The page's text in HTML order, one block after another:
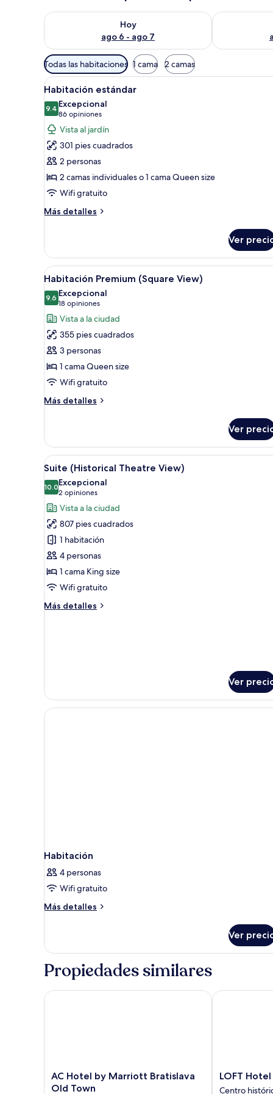
Hoy
ago 6 - ago 7
Consulta la disponibilidad para hoy ago 6 - ago 7
Consulta la
Filtros
disponibles
para
las
habitaciones
Todas las habitaciones 1 cama 2 camas
Abrir
todas
las
fotos
de
Habitación
estándar
Habitación de hotel con
9
Habitación estándar
9.49.4 de 10
Excepcional
86 opiniones
(86
opiniones)
Vista al jardín
301 pies cuadrados
2 personas
2 camas individuales o 1 cama Queen size
Wifi gratuito
Más detalles
Más
estándar
Ver
Abrir
todas
las
fotos
de
Habitación
Premium
(Square
View)
Habitación de hotel con una
6
Habitación Premium (Square View)
9.69.6 de 10
Excepcional
18 opiniones
(18
opiniones)
Vista a la ciudad
355 pies cuadrados
3 personas
1 cama Queen size
Wifi gratuito
Más detalles
Más
Premium
(Square
View)
Ver
Abrir
todas
las
fotos
de
Suite
(Historical
Theatre
View)
Una habitación de hotel con
10
Suite (Historical Theatre View)
10.010.0 de 10
Excepcional
2 opiniones
(2
opiniones)
Vista a la ciudad
807 pies cuadrados
1 habitación
4 personas
1 cama King size
Wifi gratuito
Más detalles
Más
Ver
Habitación
4 personas
Wifi gratuito
Más detalles
Más
Ver
Propiedades similares
AC
Hotel
AC Hotel by Marriott Bratislava
Old Town
AC Hotel by Marriott Bratislava Old Town
LOFT
Hotel
LOFT
Centro
LOFT Hotel